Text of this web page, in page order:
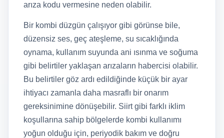
arıza kodu vermesine neden olabilir.
Bir kombi düzgün çalışıyor gibi görünse bile,
düzensiz ses, geç ateşleme, su sıcaklığında
oynama, kullanım suyunda ani ısınma ve soğuma
gibi belirtiler yaklaşan arızaların habercisi olabilir.
Bu belirtiler göz ardı edildiğinde küçük bir ayar
ihtiyacı zamanla daha masraflı bir onarım
gereksinimine dönüşebilir. Siirt gibi farklı iklim
koşullarına sahip bölgelerde kombi kullanımı
yoğun olduğu için, periyodik bakım ve doğru